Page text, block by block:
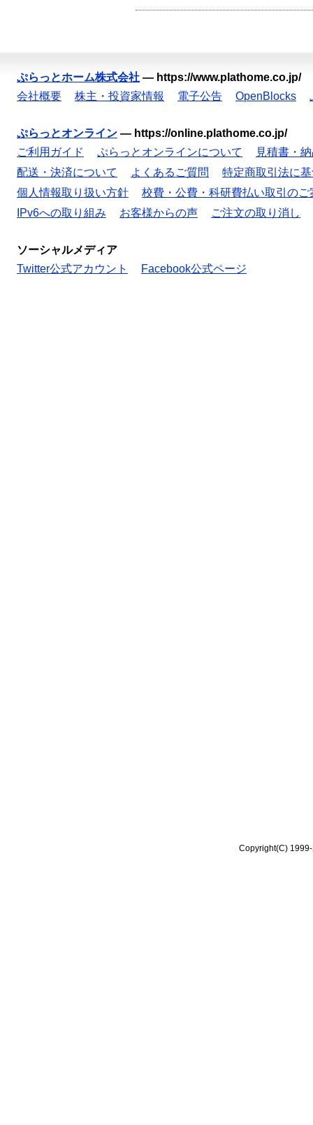
ぷらっとホーム株式会社 — https://www.plathome.co.jp/
会社概要
株主・投資家情報 電子公告 OpenBlocks
ぷらっとオンライン — https://online.plathome.co.jp/
ご利用ガイド
ぷらっとオンラインについて
見積書・
配送・決済について
よくあるご質問
特定商取引法に
個人情報取り扱い方針
校費・公費・科研費払い取引のご
IPv6への取り組み
お客様からの声 ご注文の取り消し
ソーシャルメディア
Twitter公式アカウント
Facebook公式ページ
Copyright(C)